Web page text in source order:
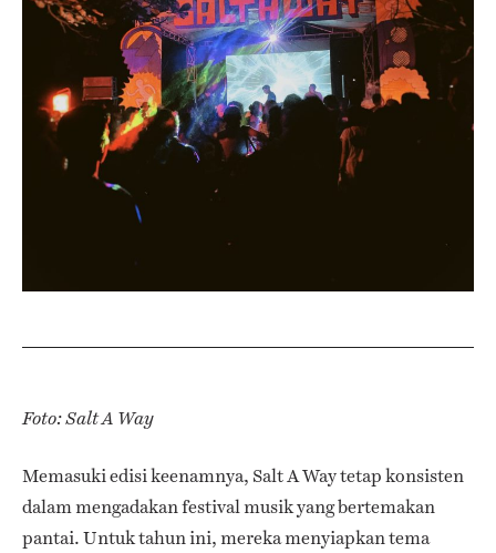
Foto: Salt A Way
Memasuki edisi keenamnya, Salt A Way tetap konsisten
dalam mengadakan festival musik yang bertemakan
pantai. Untuk tahun ini, mereka menyiapkan tema